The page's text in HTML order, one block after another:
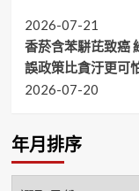
2026-07-21
香菸含苯駢芘致癌
誤政策比貪汙更可
2026-07-20
年月排序
年